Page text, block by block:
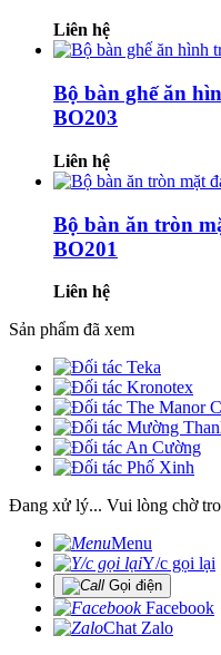
Liên hệ
Bộ bàn ghế ăn
BO203
Liên hệ
Bộ bàn ăn tròn
BO201
Liên hệ
Sản phẩm đã xem
Đang xử lý... Vui lòng chờ
Menu
Y/c gọi lại
Gọi điện
Facebook
Chat Zalo